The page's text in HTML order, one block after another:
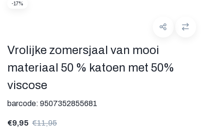
-17%
Vrolijke zomersjaal van mooi
materiaal 50 % katoen met 50%
viscose
barcode: 9507352855681
€9,95 €11,95